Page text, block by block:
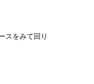
スをみて回り